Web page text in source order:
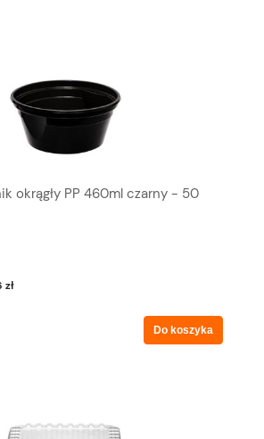
okrągły PP 460ml czarny - 50
zł
Do koszyka